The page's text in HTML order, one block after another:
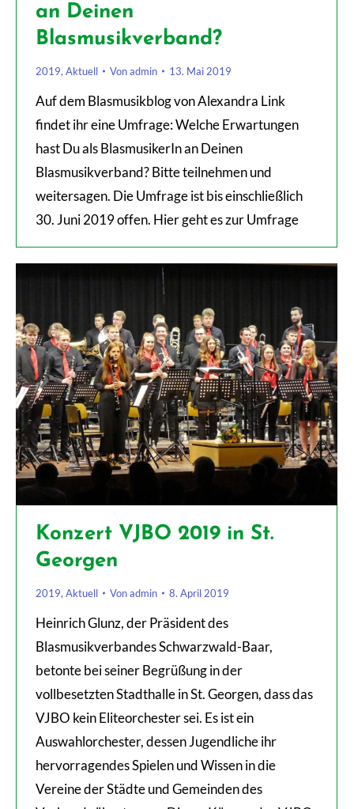
an Deinen
Blasmusikverband?
2019, Aktuell Vonadmin 13. Mai 2019
Auf dem Blasmusikblog von Alexandra Link
findet ihr eine Umfrage: Welche Erwartungen
hast Du als BlasmusikerIn an Deinen
Blasmusikverband? Bitte teilnehmen und
weitersagen. Die Umfrage ist bis einschließlich
30. Juni 2019 offen. Hier geht es zur Umfrage
Konzert VJBO 2019 in St.
Georgen
2019, Aktuell Vonadmin 8. April 2019
Heinrich Glunz, der Präsident des
Blasmusikverbandes Schwarzwald-Baar,
betonte bei seiner Begrüßung in der
vollbesetzten Stadthalle in St. Georgen, dass das
VJBO kein Eliteorchester sei. Es ist ein
Auswahlorchester, dessen Jugendliche ihr
hervorragendes Spielen und Wissen in die
Vereine der Städte und Gemeinden des